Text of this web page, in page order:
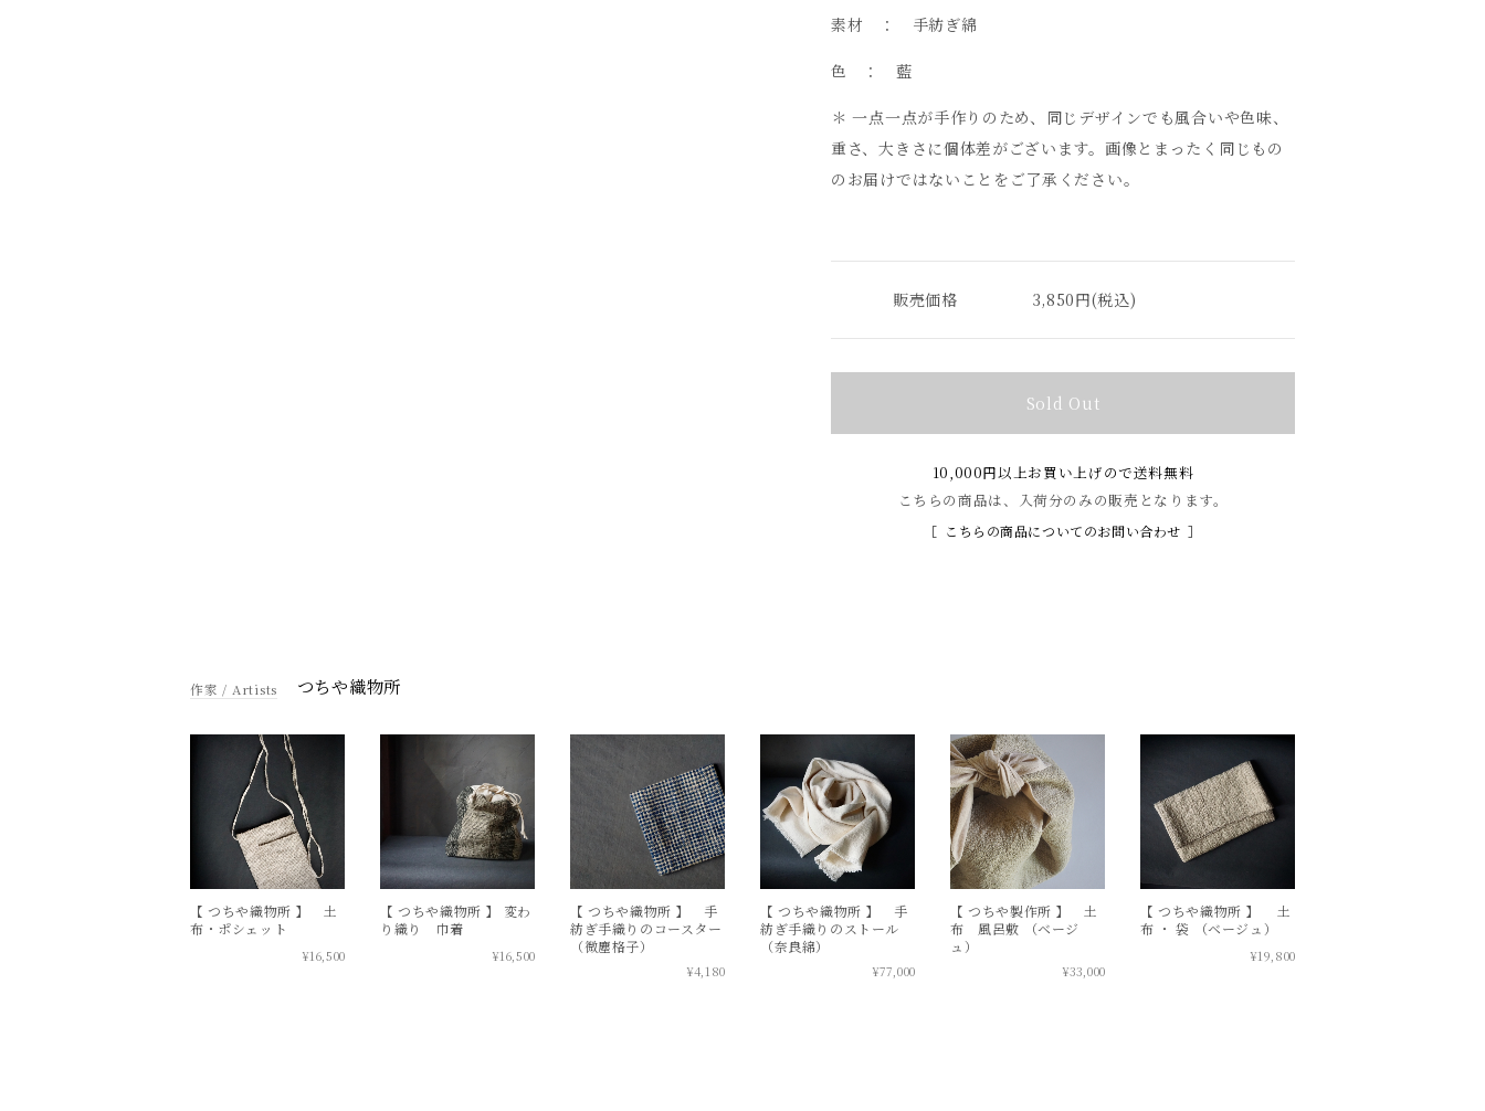
素材 ： 手紡ぎ綿
色 ： 藍
＊ 一点一点が手作りのため、同じデザインでも風合いや色味、
重さ、大きさに個体差がございます。画像とまったく同じもの
のお届けではないことをご了承ください。
販売価格 3,850円(税込)
Sold Out
10,000円以上お買い上げので送料無料
こちらの商品は、入荷分のみの販売となります。
こちらの商品についてのお問い合わせ
つちや織物所
【 つちや織物所 】 土
布・ポシェット
¥16,500
【 つちや織物所 】 変わ
り織り 巾着
¥16,500
【 つちや織物所 】 手
紡ぎ手織りのコースター
（微塵格子）
¥4,180
【 つちや織物所 】 手
紡ぎ手織りのストール
（奈良綿）
¥77,000
【 つちや製作所 】 土
布 風呂敷 （ベージ
ュ）
¥33,000
【 つちや織物所 】 土
布 ・ 袋 （ベージュ）
¥19,800